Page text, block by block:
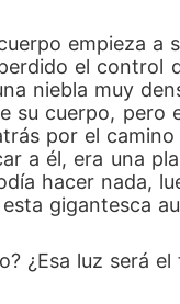
empieza a
el control
niebla muy
su cuerpo, pero
por el
a él, era una
hacer nada,
gigantesca
¿Esa luz será el